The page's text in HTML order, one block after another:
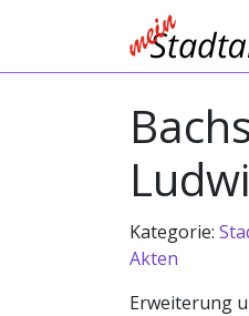
Kategorie:
Akten
Erweiterung